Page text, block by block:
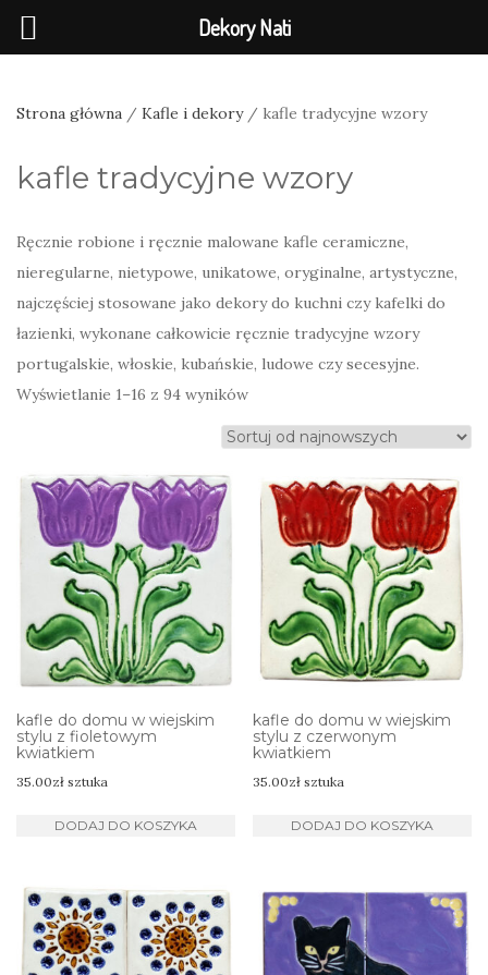
Strona główna / Kafle i dekory/ kafle tradycyjne wzory
kafle tradycyjne wzory
Ręcznie robione i ręcznie malowane kafle ceramiczne,
nieregularne, nietypowe, unikatowe, oryginalne, artystyczne,
najczęściej stosowane jako dekory do kuchni czy kafelki do
łazienki, wykonane całkowicie ręcznie tradycyjne wzory
portugalskie, włoskie, kubańskie, ludowe czy secesyjne.
Wyświetlanie 1–16 z 94 wynikówPosortowane
według
najnowszych
kafle do domu w wiejskim
stylu z fioletowym
kwiatkiem
35.00zł sztuka
DODAJ DO KOSZYKA
kafle do domu w wiejskim
stylu z czerwonym
kwiatkiem
35.00zł sztuka
DODAJ DO KOSZYKA
Dekory Nati